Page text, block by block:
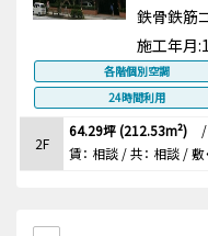
鉄骨鉄筋
施工年月:
各階個別空調
24時間利用
2F
64.29坪 (212.53m²) /
賃： 相談 / 共： 相談 / 敷